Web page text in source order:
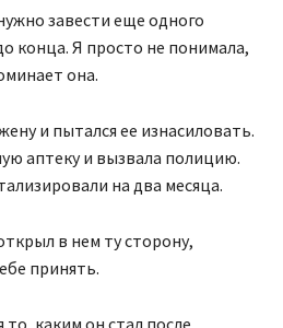
завести еще одного
конца. Я просто не понимала,
она.
и пытался ее изнасиловать.
аптеку и вызвала полицию.
на два месяца.
в нем ту сторону,
принять.
каким он стал после